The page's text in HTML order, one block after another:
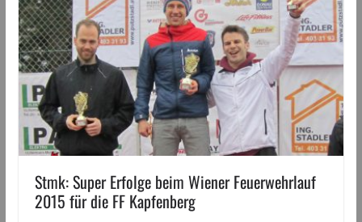
Stmk: Super Erfolge beim Wiener Feuerwehrlauf
2015 für die FF Kapfenberg